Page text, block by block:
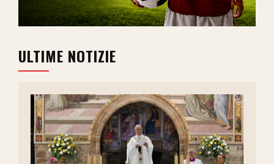
ULTIME NOTIZIE